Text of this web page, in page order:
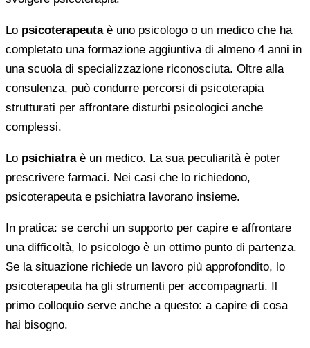
Lo psicoterapeutaè uno psicologo o un medico che ha
completato una formazione aggiuntiva di almeno 4 anni in
una scuola di specializzazione riconosciuta. Oltre alla
consulenza, può condurre percorsi di psicoterapia
strutturati per affrontare disturbi psicologici anche
complessi.
Lo psichiatraè un medico. La sua peculiarità è poter
prescrivere farmaci. Nei casi che lo richiedono,
psicoterapeuta e psichiatra lavorano insieme.
In pratica: se cerchi un supporto per capire e affrontare
una difficoltà, lo psicologo è un ottimo punto di partenza.
Se la situazione richiede un lavoro più approfondito, lo
psicoterapeuta ha gli strumenti per accompagnarti. Il
primo colloquio serve anche a questo: a capire di cosa
hai bisogno.